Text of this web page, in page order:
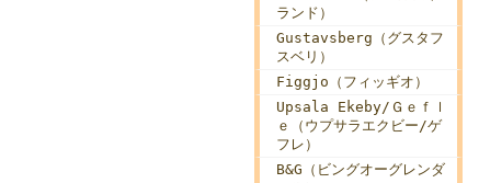
ランド）
Gustavsberg（グスタフ
スベリ）
Figgjo（フィッギオ）
Upsala Ekeby/Ｇｅｆｌ
ｅ（ウプサラエクビー/ゲ
フレ）
B&G（ビングオーグレンダ